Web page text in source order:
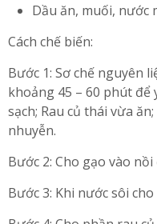
Dầu ăn, muối, nước
Cách chế biến:
Bước 1: Sơ chế nguyên
khoảng 45 – 60 phút để
sạch; Rau củ thái vừa
nhuyễn.
Bước 2: Cho gạo vào
Bước 3: Khi nước sôi